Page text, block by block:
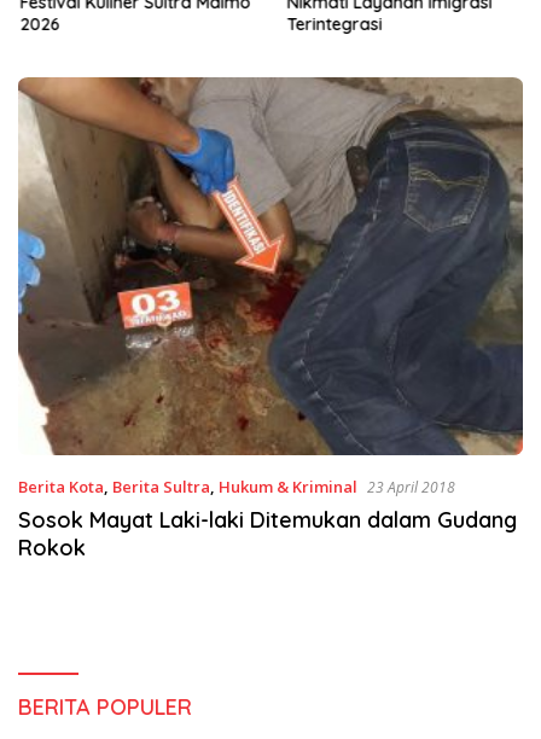
2026
Terintegrasi
Berita Kota, Berita Sultra, Hukum & Kriminal 23 April 2018
Sosok Mayat Laki-laki Ditemukan dalam Gudang
Rokok
BERITA POPULER